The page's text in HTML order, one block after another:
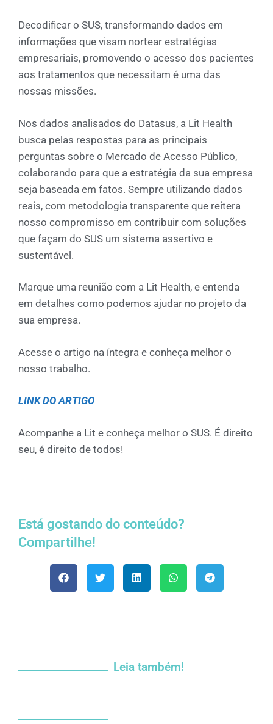
Decodificar o SUS, transformando dados em
informações que visam nortear estratégias
empresariais, promovendo o acesso dos pacientes
aos tratamentos que necessitam é uma das
nossas missões.
Nos dados analisados do Datasus, a Lit Health
busca pelas respostas para as principais
perguntas sobre o Mercado de Acesso Público,
colaborando para que a estratégia da sua empresa
seja baseada em fatos. Sempre utilizando dados
reais, com metodologia transparente que reitera
nosso compromisso em contribuir com soluções
que façam do SUS um sistema assertivo e
sustentável.
Marque uma reunião com a Lit Health, e entenda
em detalhes como podemos ajudar no projeto da
sua empresa.
Acesse o artigo na íntegra e conheça melhor o
nosso trabalho.
LINK DO ARTIGO
Acompanhe a Lit e conheça melhor o SUS. É direito
seu, é direito de todos!
Está gostando do conteúdo?
Compartilhe!
Leia também!